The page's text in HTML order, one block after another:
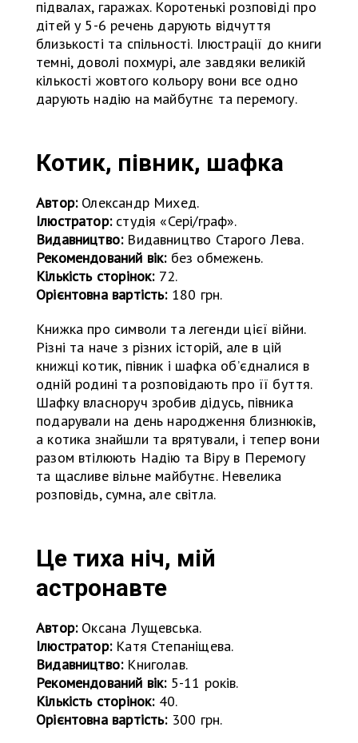
підвалах, гаражах. Коротенькі розповіді про
дітей у 5-6 речень дарують відчуття
близькості та спільності. Ілюстрації до книги
темні, доволі похмурі, але завдяки великій
кількості жовтого кольору вони все одно
дарують надію на майбутнє та перемогу.
Котик, півник, шафка
Автор:Олександр Михед.
Ілюстратор:студія «Сері/граф».
Видавництво:Видавництво Старого Лева.
Рекомендований вік:без обмежень.
Кількість сторінок:72.
Орієнтовна вартість:180 грн.
Книжка про символи та легенди цієї війни.
Різні та наче з різних історій, але в цій
книжці котик, півник і шафка об’єдналися в
одній родині та розповідають про її буття.
Шафку власноруч зробив дідусь, півника
подарували на день народження близнюків,
а котика знайшли та врятували, і тепер вони
разом втілюють Надію та Віру в Перемогу
та щасливе вільне майбутнє. Невелика
розповідь, сумна, але світла.
Це тиха ніч, мій
астронавте
Автор:Оксана Лущевська.
Ілюстратор:Катя Степаніщева.
Видавництво:Книголав.
Рекомендований вік:5-11 років.
Кількість сторінок:40.
Орієнтовна вартість: 300 грн.